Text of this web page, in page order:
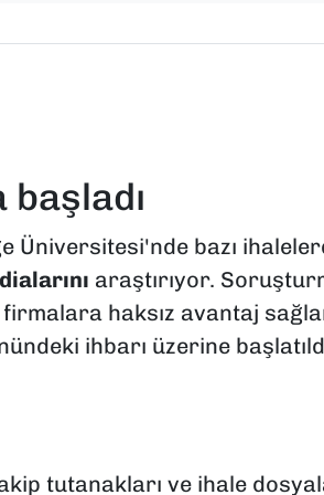
Üniversitesi'nde bazı
araştırıyor.
haksız avantaj
ihbarı üzerine
tutanakları ve ihale